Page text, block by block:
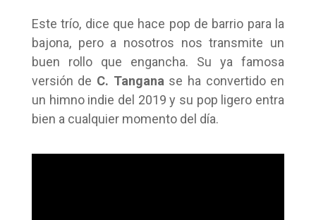
Este trío, dice que hace pop de barrio para la
bajona, pero a nosotros nos transmite un
buen rollo que engancha. Su ya famosa
versión de C. Tangana se ha convertido en
un himno indie del 2019 y su pop ligero entra
bien a cualquier momento del día.